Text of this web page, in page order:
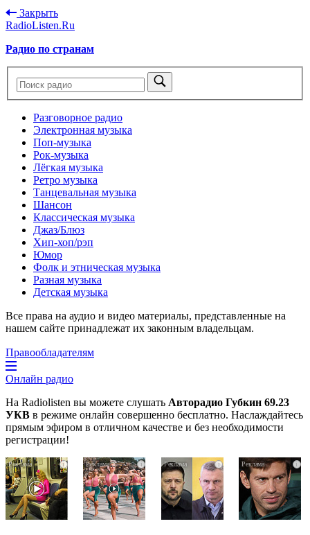
Закрыть
RadioListen.Ru
Радио по странам
Разговорное радио
Электронная музыка
Поп-музыка
Рок-музыка
Лёгкая музыка
Ретро музыка
Танцевальная музыка
Шансон
Классическая музыка
Джаз/Блюз
Хип-хоп/рэп
Юмор
Фолк и этническая музыка
Разная музыка
Детская музыка
Все права на аудио и видео материалы, представленные на
нашем сайте принадлежат их законным владельцам.
Правообладателям
Онлайн радио
На Radiolisten вы можете слушать Авторадио Губкин 69.23
УКВ в режиме онлайн совершенно бесплатно. Наслаждайтесь
прямым эфиром в отличном качестве и без необходимости
регистрации!
i
Королева
вагона
отожгла!
Видео
i
Ржу
переставая,
это
видео
i
Публичный
удар
Зеленскому
Кличко:
i